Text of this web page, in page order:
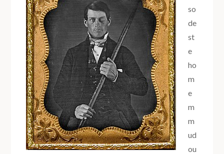
so
de
st
e
ho
m
e
m
m
ud
ou